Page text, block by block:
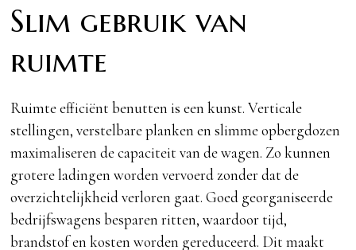
Slim gebruik van
ruimte
Ruimte efficiënt benutten is een kunst. Verticale
stellingen, verstelbare planken en slimme opbergdozen
maximaliseren de capaciteit van de wagen. Zo kunnen
grotere ladingen worden vervoerd zonder dat de
overzichtelijkheid verloren gaat. Goed georganiseerde
bedrijfswagens besparen ritten, waardoor tijd,
brandstof en kosten worden gereduceerd. Dit maakt